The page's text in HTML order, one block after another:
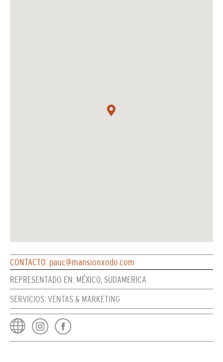
CONTACTO: pauc@mansionxodo.com
REPRESENTADO EN: MÉXICO, SUDAMERICA
SERVICIOS: VENTAS & MARKETING